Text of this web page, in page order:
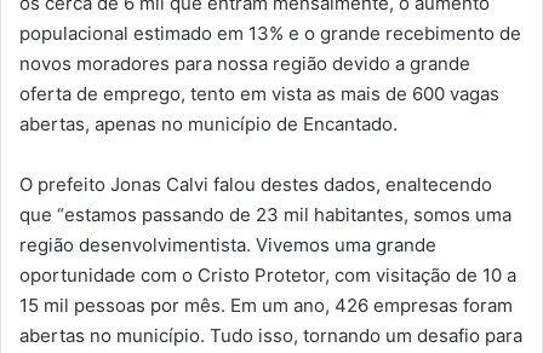
populacional estimado em 13% e o grande recebimento de
novos moradores para nossa região devido a grande
oferta de emprego, tento em vista as mais de 600 vagas
abertas, apenas no município de Encantado.
O prefeito Jonas Calvi falou destes dados, enaltecendo
que “estamos passando de 23 mil habitantes, somos uma
região desenvolvimentista. Vivemos uma grande
oportunidade com o Cristo Protetor, com visitação de 10 a
15 mil pessoas por mês. Em um ano, 426 empresas foram
abertas no município. Tudo isso, tornando um desafio para